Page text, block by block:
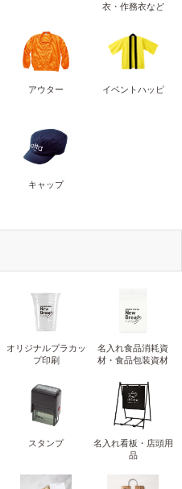
衣・作務衣など
アウター イベントハッピ
キャップ
オリジナルプラカッ
プ印刷
名入れ食品消耗資
材・食品包装資材
スタンプ
名入れ看板・店頭用
品